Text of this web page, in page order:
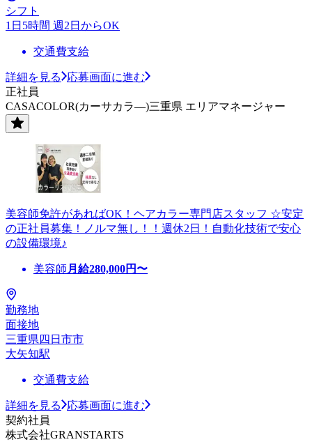
シフト
1日5時間 週2日からOK
交通費支給
詳細を見る
応募画面に進む
正社員
CASACOLOR(カーサカラ―)三重県 エリアマネージャー
美容師免許があればOK！ヘアカラー専門店スタッフ ☆安定
の正社員募集！ノルマ無し！！週休2日！自動化技術で安心
の設備環境♪
美容師 月給280,000円〜
勤務地
面接地
三重県四日市市
大矢知駅
交通費支給
詳細を見る
応募画面に進む
契約社員
株式会社GRANSTARTS